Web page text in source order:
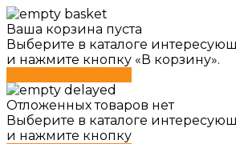
Ваша корзина пуста
Выберите в каталоге
и нажмите кнопку «В корзину».
Отложенных товаров нет
Выберите в каталоге
и нажмите кнопку